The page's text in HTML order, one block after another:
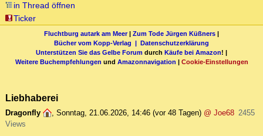
in Thread öffnen
Ticker
Fluchtburg autark am Meer| Zum Tode Jürgen Küßners |
Bücher vom Kopp-Verlag | Datenschutzerklärung
Unterstützen Sie das Gelbe Forum durch Käufe bei Amazon! |
Weitere Buchempfehlungen und Amazonnavigation | Cookie-Einstellungen
Liebhaberei
Dragonfly , Sonntag, 21.06.2026, 14:46 (vor 48 Tagen) @ Joe68 2455
Views